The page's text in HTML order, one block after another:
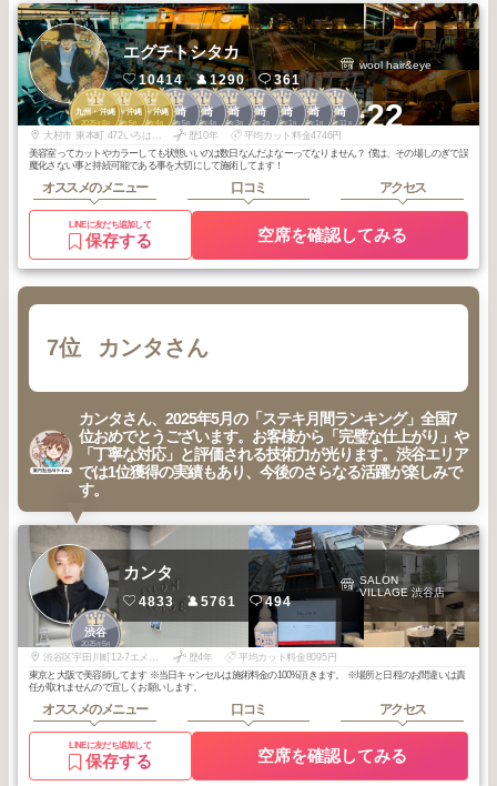
1
九州・沖縄
2025年 8月
1
九州・沖縄
2025年 5月
3
九州・沖縄
2026年 4月
1
長崎
2026年 5月
1
長崎
2026年 4月
1
長崎
2026年 3月
1
長崎
2026年 2月
1
長崎
2026年 1
1
長崎
2026年 1
1
長崎
2025年 11+22
エグチトシタカ
10414 1290 361
wool hair&eye
大村市 東本町 472いろはビル3F 歴10年
平均カット料金4746円
美容室ってカットやカラーしても状態いいのは数日なんだよなーってなりません？ 僕は、その場しのぎで誤
魔化さない事と持続可能である事を大切にして施術してます！
オススメのメニュー 口コミ アクセス
LINEに友だち追加して
保存する 空席を確認してみる
7位 カンタさん
カンタさん、2025年5月の「ステキ月間ランキング」全国7
位おめでとうございます。お客様から「完璧な仕上がり」や
「丁寧な対応」と評価される技術力が光ります。渋谷エリア
では1位獲得の実績もあり、今後のさらなる活躍が楽しみで
す。
1
渋谷
2025年 5月
カンタ
4833 5761 494
SALON
VILLAGE 渋谷店
歴4年
平均カット料金8095円
東京と大阪で美容師してます ※当日キャンセルは施術料金の100%頂きます。 ※場所と日程のお間違いは責
任が取れませんので宜しくお願いします。
オススメのメニュー 口コミ アクセス
LINEに友だち追加して
保存する 空席を確認してみる